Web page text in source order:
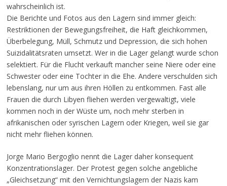
wahrscheinlich ist.
Die Berichte und Fotos aus den Lagern sind immer gleich:
Restriktionen der Bewegungsfreiheit, die Haft gleichkommen,
Überbelegung, Müll, Schmutz und Depression, die sich hohen
Suizidalitätsraten umsetzt. Wer in die Lager gelangt wurde schon
selektiert. Für die Flucht verkauft mancher seine Niere oder eine
Schwester oder eine Tochter in die Ehe. Andere verschulden sich
lebenslang, nur um aus ihren Höllen zu entkommen. Fast alle
Frauen die durch Libyen fliehen werden vergewaltigt, viele
kommen noch in der Wüste um, noch mehr sterben in
afrikanischen oder syrischen Lagern oder Kriegen, weil sie gar
nicht mehr fliehen können.
Jorge Mario Bergoglio nennt die Lager daher konsequent
Konzentrationslager. Der Protest gegen solche angebliche
„Gleichsetzung“ mit den Vernichtungslagern der Nazis kam